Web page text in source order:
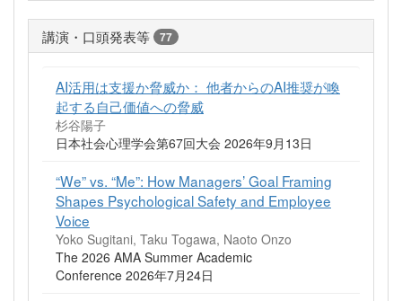
講演・口頭発表等 77
AI活用は支援か脅威か： 他者からのAI推奨が喚
起する自己価値への脅威
杉谷陽子
日本社会心理学会第67回大会 2026年9月13日
“We” vs. “Me”: How Managers’ Goal Framing
Shapes Psychological Safety and Employee
Voice
Yoko Sugitani, Taku Togawa, Naoto Onzo
The 2026 AMA Summer Academic
Conference 2026年7月24日